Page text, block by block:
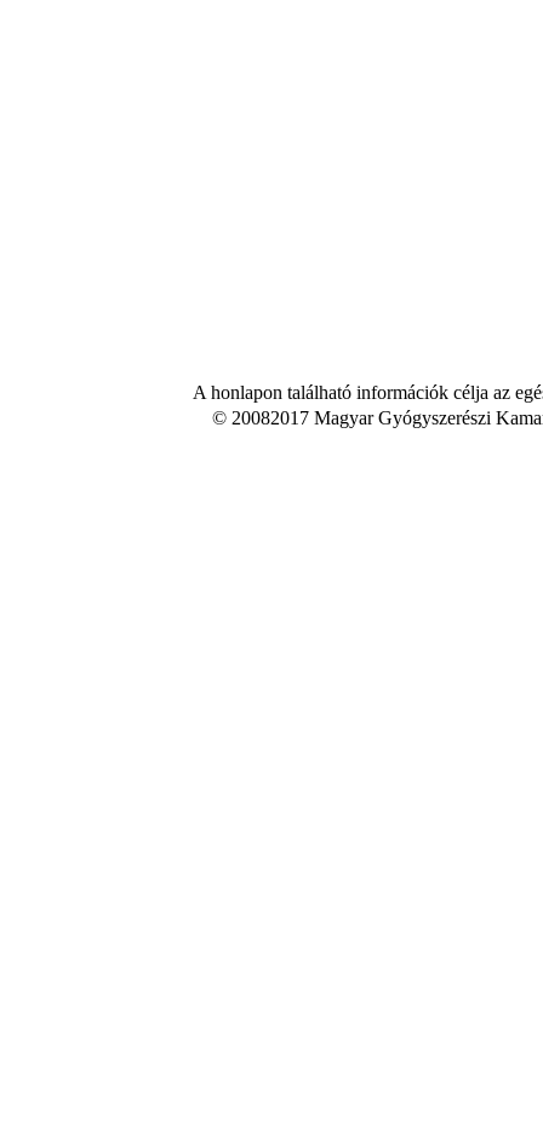
A honlapon található információk célja az
© 20082017 Magyar Gyógyszerészi